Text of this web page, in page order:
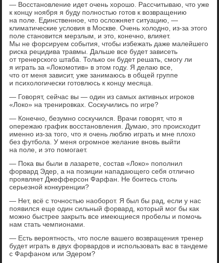
— Восстановление идет очень хорошо. Рассчитываю, что уже
к концу ноября я буду полностью готов к возвращению
на поле. Единственное, что осложняет ситуацию, —
климатические условия в Москве. Очень холодно, из-за этого
поле становится мерзлым, и это, конечно, влияет.
Мы не форсируем события, чтобы избежать даже малейшего
риска рецидива травмы. Дальше все будет зависеть
от тренерского штаба. Только он будет решать, смогу ли
я играть за «Локомотив» в этом году. Я делаю все,
что от меня зависит, уже занимаюсь в общей группе
и психологически готовлюсь к концу месяца.
— Говорят, сейчас вы — один из самых активных игроков
«Локо» на тренировках. Соскучились по игре?
— Конечно, безумно соскучился. Врачи говорят, что я
опережаю график восстановления. Думаю, это происходит
именно из-за того, что я очень люблю играть и мне плохо
без футбола. У меня огромное желание вновь выйти
на поле, и это помогает.
— Пока вы были в лазарете, состав «Локо» пополнил
форвард Эдер, а на позиции нападающего себя отлично
проявляет Джефферсон Фарфан. Не боитесь столь
серьезной конкуренции?
— Нет, всё с точностью наоборот. Я был бы рад, если у нас
появился еще один сильный форвард, который мог бы как
можно быстрее закрыть все имеющиеся пробелы и помочь
нам стать чемпионами.
— Есть вероятность, что после вашего возвращения тренер
будет играть в двух форвардов и использовать вас в тандеме
с Фарфаном или Эдером?